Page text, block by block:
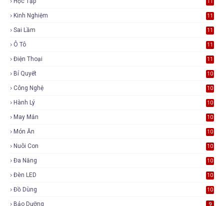
Kinh Nghiệm 11
Sai Lầm 11
Ô Tô 11
Điện Thoại 11
Bí Quyết 10
Công Nghệ 10
Hành Lý 10
May Mắn 10
Món Ăn 10
Nuôi Con 10
Đa Năng 10
Đèn LED 10
Đồ Dùng 10
Bảo Dưỡng 9